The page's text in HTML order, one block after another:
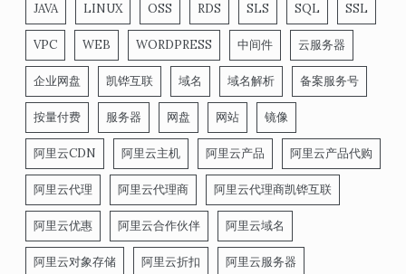
JAVA LINUX OSS RDS SLS SQL SSL
VPC WEB WORDPRESS 中间件 云服务器
企业网盘 凯铧互联 域名 域名解析 备案服务号
按量付费 服务器 网盘 网站 镜像
阿里云CDN 阿里云主机 阿里云产品 阿里云产品代购
阿里云代理 阿里云代理商 阿里云代理商凯铧互联
阿里云优惠 阿里云合作伙伴 阿里云域名
阿里云对象存储 阿里云折扣 阿里云服务器